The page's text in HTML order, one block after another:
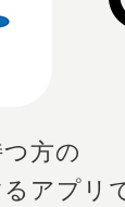
方の
アプリ